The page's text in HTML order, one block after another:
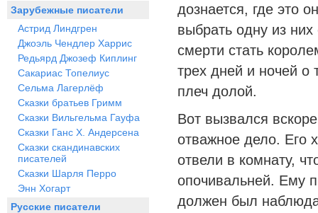
Зарубежные писатели
Астрид Линдгрен
Джоэль Чендлер Харрис
Редьярд Джозеф Киплинг
Сакариас Топелиус
Сельма Лагерлёф
Сказки братьев Гримм
Сказки Вильгельма Гауфа
Сказки Ганс Х. Андерсена
Сказки скандинавских
писателей
Сказки Шарля Перро
Энн Хогарт
Русские писатели
дознается, где это
выбрать одну из
смерти стать
трех дней и ночей о
плеч долой.
Вот вызвался
отважное дело. Его
отвели в комнату,
опочивальней. Ему
должен был